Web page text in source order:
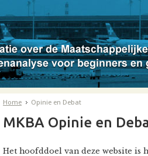
Home Opinie en Debat
MKBA Opinie en
Het hoofddoel van deze website